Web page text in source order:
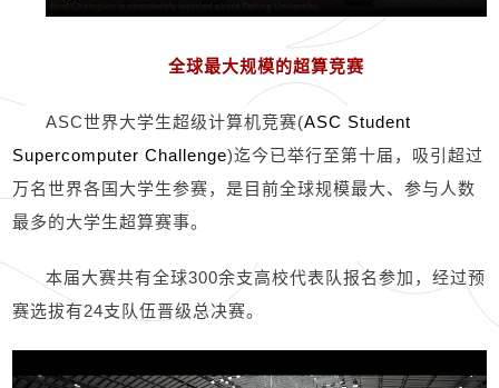
全球最大规模的超算竞赛
ASC世界大学生超级计算机竞赛(ASC Student
Supercomputer Challenge)迄今已举行至第十届，吸引超过
万名世界各国大学生参赛，是目前全球规模最大、参与人数
最多的大学生超算赛事。
本届大赛共有全球300余支高校代表队报名参加，经过预
赛选拔有24支队伍晋级总决赛。